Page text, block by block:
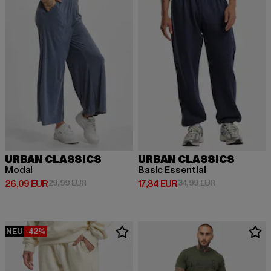
URBAN CLASSICS
Modal
26,09 EUR
Derzeitiger Preis: 26,09 EUR
29,99 EURAktionspreis: 29,99 EUR
URBAN CLASSICS
Basic Essential
17,84 EUR
Derzeitiger Preis: 17,84 EUR
34,99 EURAktionspreis:
NEU -42%